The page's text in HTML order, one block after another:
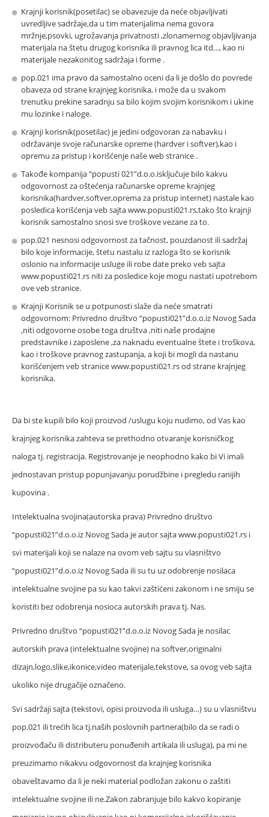
Krajnji korisnik(posetilac) se obavezuje da neće objavljivati
uvredljive sadržaje,da u tim materijalima nema govora
mržnje,psovki, ugrožavanja privatnosti ,zlonamernog objavljivanja
materijala na štetu drugog korisnika ili pravnog lica itd…, kao ni
materijale nezakonitog sadržaja i forme .
pop.021 ima pravo da samostalno oceni da li je došlo do povrede
obaveza od strane krajnjeg korisnika, i može da u svakom
trenutku prekine saradnju sa bilo kojim svojim korisnikom i ukine
mu lozinke i naloge.
Krajnji korisnik(posetilac) je jedini odgovoran za nabavku i
održavanje svoje računarske opreme (hardver i softver),kao i
opremu za pristup i korišćenje naše web stranice .
Takođe kompanija “popusti 021”d.o.o.isključuje bilo kakvu
odgovornost za oštećenja računarske opreme krajnjeg
korisnika(hardver,softver,oprema za pristup internet) nastale kao
posledica korišćenja veb sajta www.popusti021.rs,tako što krajnji
korisnik samostalno snosi sve troškove vezane za to.
pop.021 nesnosi odgovornost za tačnost, pouzdanost ili sadržaj
bilo koje informacije, štetu nastalu iz razloga što se korisnik
oslonio na informacije usluge ili robe date preko veb sajta
www.popusti021.rs niti za posledice koje mogu nastati upotrebom
ove veb stranice.
Krajnji Korisnik se u potpunosti slaže da neće smatrati
odgovornom: Privredno društvo “popusti021”d.o.o.iz Novog Sada
,niti odgovorne osobe toga društva ,niti naše prodajne
predstavnike i zaposlene ,za naknadu eventualne štete i troškova,
kao i troškove pravnog zastupanja, a koji bi mogli da nastanu
korišćenjem veb stranice www.popusti021.rs od strane krajnjeg
korisnika.
Da bi ste kupili bilo koji proizvod /uslugu koju nudimo, od Vas kao
krajnjeg korisnika zahteva se prethodno otvaranje korisničkog
naloga tj. registracija. Registrovanje je neophodno kako bi Vi imali
jednostavan pristup popunjavanju porudžbine i pregledu ranijih
kupovina .
Intelektualna svojina(autorska prava) Privredno društvo
“popusti021”d.o.o.iz Novog Sada je autor sajta www.popusti021.rs i
svi materijali koji se nalaze na ovom veb sajtu su vlasništvo
“popusti021”d.o.o.iz Novog Sada ili su tu uz odobrenje nosilaca
intelektualne svojine pa su kao takvi zaštićeni zakonom i ne smiju se
koristiti bez odobrenja nosioca autorskih prava tj. Nas.
Privredno društvo “popusti021”d.o.o.iz Novog Sada je nosilac
autorskih prava (intelektualne svojine) na softver,originalni
dizajn,logo,slike,ikonice,video materijale,tekstove, sa ovog veb sajta
ukoliko nije drugačije označeno.
Svi sadržaji sajta (tekstovi, opisi proizvoda ili usluga…) su u vlasništvu
pop.021 ili trećih lica tj.naših poslovnih partnera(bilo da se radi o
proizvođaču ili distributeru ponuđenih artikala ili usluga), pa mi ne
preuzimamo nikakvu odgovornost da krajnjeg korisnika
obaveštavamo da li je neki material podložan zakonu o zaštiti
intelektualne svojine ili ne.Zakon zabranjuje bilo kakvo kopiranje